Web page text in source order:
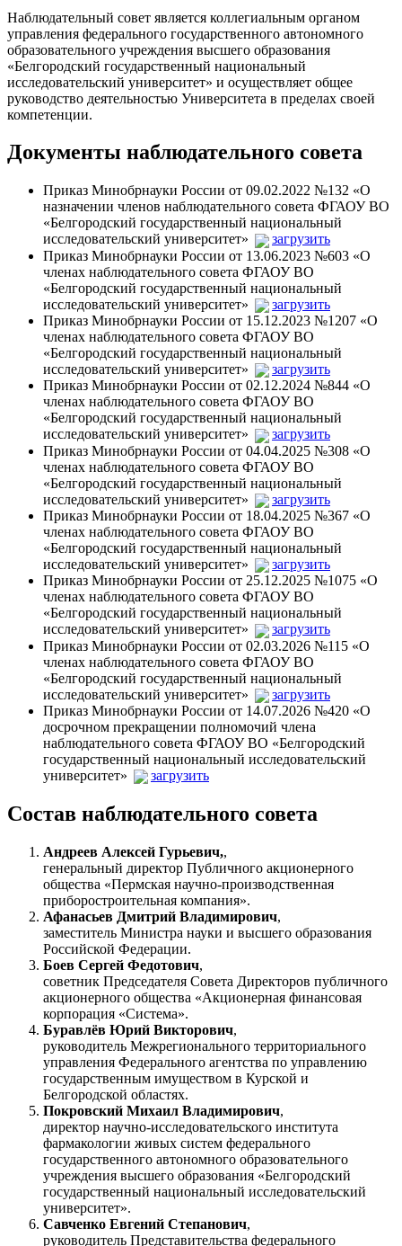
Наблюдательный совет является коллегиальным органом
управления федерального государственного автономного
образовательного учреждения высшего образования
«Белгородский государственный национальный
исследовательский университет» и осуществляет общее
руководство деятельностью Университета в пределах своей
компетенции.
Документы наблюдательного совета
Приказ Минобрнауки России от 09.02.2022 №132 «О
назначении членов наблюдательного совета ФГАОУ ВО
«Белгородский государственный национальный
исследовательский университет»
загрузить
Приказ Минобрнауки России от 13.06.2023 №603 «О
членах наблюдательного совета ФГАОУ ВО
«Белгородский государственный национальный
исследовательский университет»
загрузить
Приказ Минобрнауки России от 15.12.2023 №1207 «О
членах наблюдательного совета ФГАОУ ВО
«Белгородский государственный национальный
исследовательский университет»
загрузить
Приказ Минобрнауки России от 02.12.2024 №844 «О
членах наблюдательного совета ФГАОУ ВО
«Белгородский государственный национальный
исследовательский университет»
загрузить
Приказ Минобрнауки России от 04.04.2025 №308 «О
членах наблюдательного совета ФГАОУ ВО
«Белгородский государственный национальный
исследовательский университет»
загрузить
Приказ Минобрнауки России от 18.04.2025 №367 «О
членах наблюдательного совета ФГАОУ ВО
«Белгородский государственный национальный
исследовательский университет»
загрузить
Приказ Минобрнауки России от 25.12.2025 №1075 «О
членах наблюдательного совета ФГАОУ ВО
«Белгородский государственный национальный
исследовательский университет»
загрузить
Приказ Минобрнауки России от 02.03.2026 №115 «О
членах наблюдательного совета ФГАОУ ВО
«Белгородский государственный национальный
исследовательский университет»
загрузить
Приказ Минобрнауки России от 14.07.2026 №420 «О
досрочном прекращении полномочий члена
наблюдательного совета ФГАОУ ВО «Белгородский
государственный национальный исследовательский
университет»
загрузить
Состав наблюдательного совета
Андреев Алексей Гурьевич,,
генеральный директор Публичного акционерного
общества «Пермская научно-производственная
приборостроительная компания».
Афанасьев Дмитрий Владимирович,
заместитель Министра науки и высшего образования
Российской Федерации.
Боев Сергей Федотович,
советник Председателя Совета Директоров публичного
акционерного общества «Акционерная финансовая
корпорация «Система».
Буравлёв Юрий Викторович,
руководитель Межрегионального территориального
управления Федерального агентства по управлению
государственным имуществом в Курской и
Белгородской областях.
Покровский Михаил Владимирович,
директор научно-исследовательского института
фармакологии живых систем федерального
государственного автономного образовательного
учреждения высшего образования «Белгородский
государственный национальный исследовательский
университет».
Савченко Евгений Степанович,
руководитель Представительства федерального